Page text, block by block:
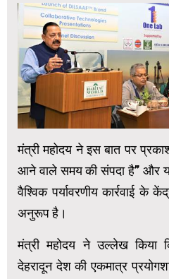
मंत्री महोदय ने इस बात पर
आने वाले समय की संपदा है” और
वैश्विक पर्यावरणीय कार्रवाई के
अनुरूप है।
मंत्री महोदय ने उल्लेख
देहरादून देश की एकमात्र